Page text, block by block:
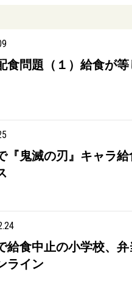
食問題（１）給食が
『鬼滅の刃』キャラ
給食中止の小学校、
ライン